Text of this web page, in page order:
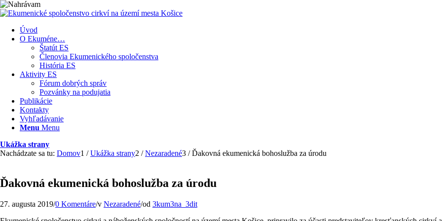
Úvod
O Ekuméne…
Štatút ES
Členovia Ekumenického spoločenstva
História ES
Aktivity ES
Fórum dobrých správ
Pozvánky na podujatia
Publikácie
Kontakty
Vyhľadávanie
Menu Menu
Ukážka strany
Nachádzate sa tu: Domov1 / Ukážka strany2 / Nezaradené3 / Ďakovná ekumenická bohoslužba za úrodu
Ďakovná ekumenická bohoslužba za úrodu
27. augusta 2019/0 Komentáre/v Nezaradené/od 3kum3na_3dit